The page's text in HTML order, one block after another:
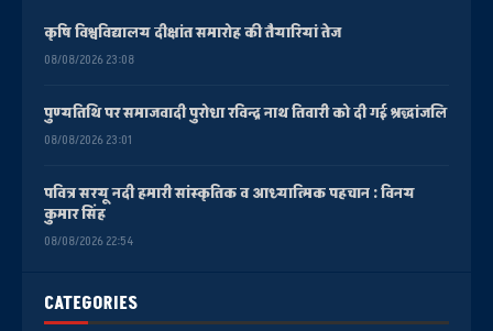
CATEGORIES
कृषि विश्वविद्यालय दीक्षांत समारोह की तैयारियां तेज
08/08/2026 23:08
पुण्यतिथि पर समाजवादी पुरोधा रविन्द्र नाथ तिवारी को दी गई श्रद्धांजलि
08/08/2026 23:01
पवित्र सरयू नदी हमारी सांस्कृतिक व आध्यात्मिक पहचान : विनय
कुमार सिंह
08/08/2026 22:54